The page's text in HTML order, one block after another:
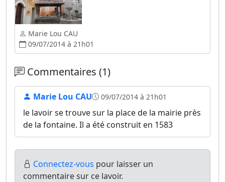
Marie Lou CAU
09/07/2014 à 21h01
Commentaires (1)
Marie Lou CAU 09/07/2014 à 21h01
le lavoir se trouve sur la place de la mairie près
de la fontaine. Il a été construit en 1583
Connectez-vous pour laisser un
commentaire sur ce lavoir.